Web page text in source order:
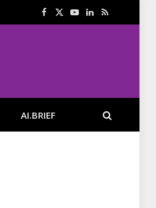
Facebook
X
YouTube
LinkedIn
RSS
AI.BRIEF